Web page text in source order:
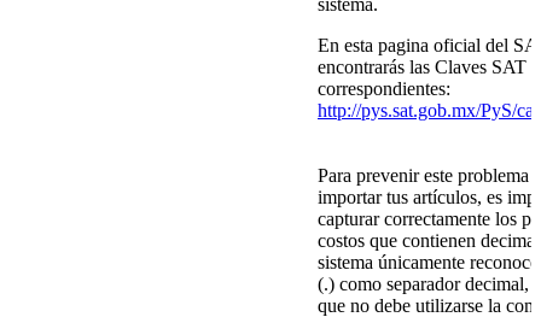
En esta pagina oficial del
encontrarás las Claves SAT
correspondientes:
http://pys.sat.gob.mx/PyS/
Para prevenir este problema
importar tus artículos, es
capturar correctamente los
costos que contienen
sistema únicamente
(.) como separador decimal,
que no debe utilizarse la